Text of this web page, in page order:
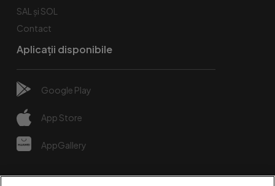
SAL și SOL
Contact
Aplicații disponibile
Google Play
App Store
AppGallery